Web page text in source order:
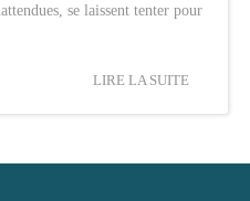
se laissent tenter pour
LIRE LA SUITE